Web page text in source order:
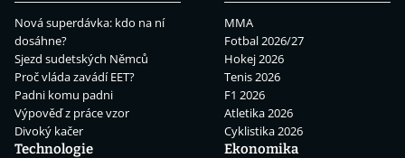
Nová superdávka: kdo na ní
dosáhne?
Sjezd sudetských Němců
Proč vláda zavádí EET?
Padni komu padni
Výpověď z práce vzor
Divoký kačer
MMA
Fotbal 2026/27
Hokej 2026
Tenis 2026
F1 2026
Atletika 2026
Cyklistika 2026
Technologie
Ekonomika